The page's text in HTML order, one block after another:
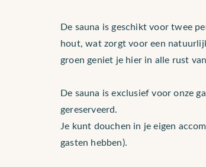
De sauna is geschikt voor twee
hout, wat zorgt voor een
groen geniet je hier in alle rust
De sauna is exclusief voor onze
gereserveerd.
Je kunt douchen in je eigen
gasten hebben).